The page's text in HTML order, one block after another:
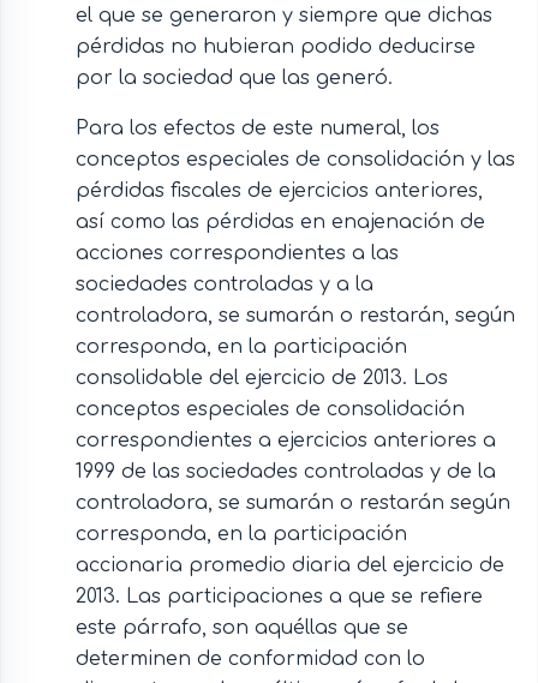
el que se generaron y siempre que dichas
pérdidas no hubieran podido deducirse
por la sociedad que las generó.
Para los efectos de este numeral, los
conceptos especiales de consolidación y las
pérdidas fiscales de ejercicios anteriores,
así como las pérdidas en enajenación de
acciones correspondientes a las
sociedades controladas y a la
controladora, se sumarán o restarán, según
corresponda, en la participación
consolidable del ejercicio de 2013. Los
conceptos especiales de consolidación
correspondientes a ejercicios anteriores a
1999 de las sociedades controladas y de la
controladora, se sumarán o restarán según
corresponda, en la participación
accionaria promedio diaria del ejercicio de
2013. Las participaciones a que se refiere
este párrafo, son aquéllas que se
determinen de conformidad con lo